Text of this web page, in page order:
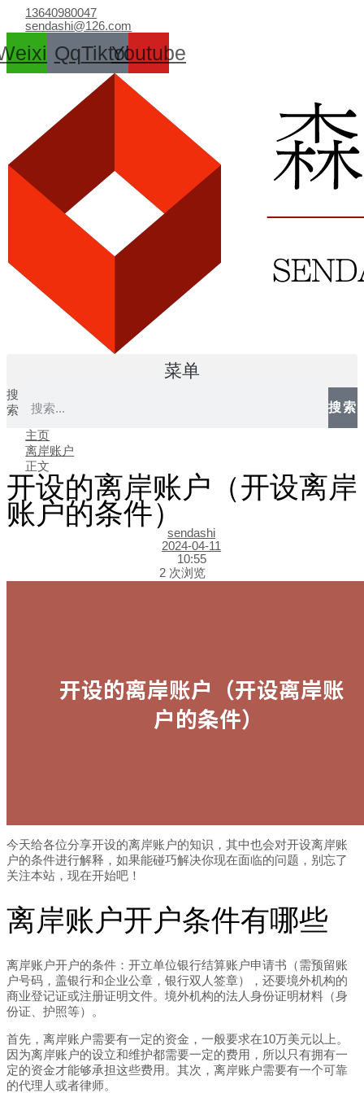
容
13640980047
sendashi@126.com
QqTiktokYoutube
菜单
搜
索
搜索
主页
离岸账户
正文
开设的离岸账户（开设离岸
账户的条件）
sendashi
2024-04-11
10:55
2 次浏览
今天给各位分享开设的离岸账户的知识，其中也会对开设离岸账
户的条件进行解释，如果能碰巧解决你现在面临的问题，别忘了
关注本站，现在开始吧！
离岸账户开户条件有哪些
离岸账户开户的条件：开立单位银行结算账户申请书（需预留账
户号码，盖银行和企业公章，银行双人签章），还要境外机构的
商业登记证或注册证明文件。境外机构的法人身份证明材料（身
份证、护照等）。
首先，离岸账户需要有一定的资金，一般要求在10万美元以上。
因为离岸账户的设立和维护都需要一定的费用，所以只有拥有一
定的资金才能够承担这些费用。其次，离岸账户需要有一个可靠
的代理人或者律师。